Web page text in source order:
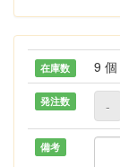
在庫数 9 個
発注数 -
備考